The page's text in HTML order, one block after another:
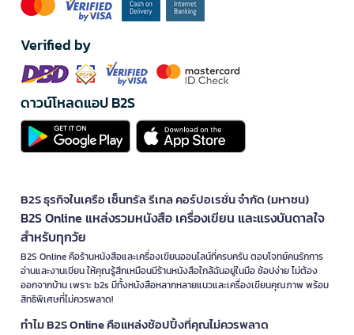
Verified by
ดาวน์โหลดแอป B2S
B2S ธุรกิจในเครือ เซ็นทรัล รีเทล คอร์ปอเรชั่น จำกัด (มหาชน)
B2S Online แหล่งรวมหนังสือ เครื่องเขียน และแรงบันดาลใจ
สำหรับทุกวัย
B2S Online คือร้านหนังสือและเครื่องเขียนออนไลน์ที่ครบครัน ตอบโจทย์คนรักการ
อ่านและงานเขียน ให้คุณรู้สึกเหมือนมีร้านหนังสือใกล้ฉันอยู่ในมือ ช้อปง่าย ไม่ต้อง
ออกจากบ้าน เพราะ b2s มีทั้งหนังสือหลากหลายแนวและเครื่องเขียนคุณภาพ พร้อม
สิทธิพิเศษที่ไม่ควรพลาด!
ทำไม B2S Online คือแหล่งช้อปปิ้งที่คุณไม่ควรพลาด